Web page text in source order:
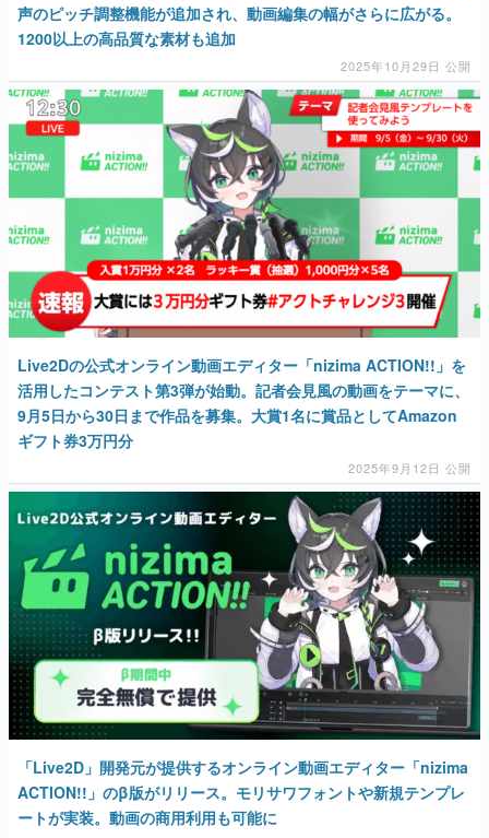
声のピッチ調整機能が追加され、動画編集の幅がさらに広がる。
1200以上の高品質な素材も追加
2025年10月29日 公開
Live2Dの公式オンライン動画エディター「nizima ACTION!!」を
活用したコンテスト第3弾が始動。記者会見風の動画をテーマに、
9月5日から30日まで作品を募集。大賞1名に賞品としてAmazon
ギフト券3万円分
2025年9月12日 公開
「Live2D」開発元が提供するオンライン動画エディター「nizima
ACTION!!」のβ版がリリース。モリサワフォントや新規テンプレ
ートが実装。動画の商用利用も可能に